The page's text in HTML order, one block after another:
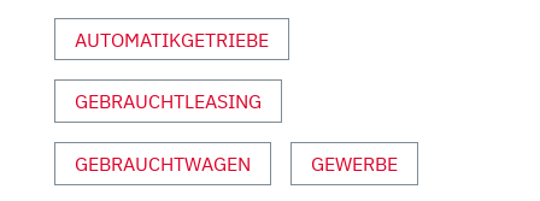
REVIEW
PREIS“
VON
YOUTUBE
AUTOMATIKGETRIEBE
GEBRAUCHTLEASING
GEBRAUCHTWAGEN GEWERBE